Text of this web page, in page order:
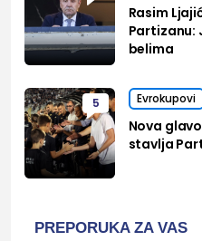
Rasim
Partizanu:
belima
5 Evrokupovi
Nova
stavlja
PREPORUKA ZA VAS